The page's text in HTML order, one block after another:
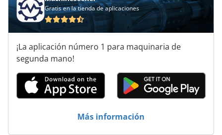
Gratis en la tienda de aplicaciones
¡La aplicación número 1 para maquinaria de
segunda mano!
Más información